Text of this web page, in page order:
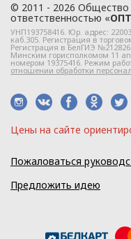
© 2011 - 2026 Общество
ответственностью «
УНП193758416. Юр. адрес:
каб.305. Регистрация в
Регистрация в БелГИЭ
Минским горисполкомом 11
номером 19375416. Режим
отношении обработки
Цeны нa caйтe
Пожаловаться
Предложить идею
в